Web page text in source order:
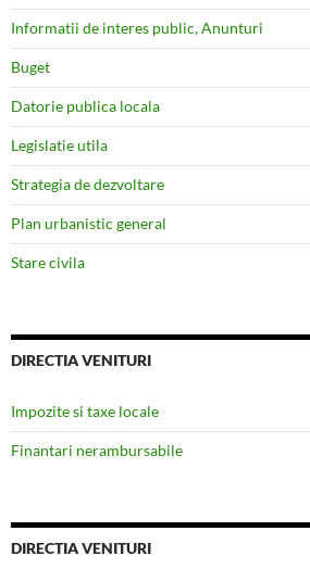
Informatii de interes public, Anunturi
Buget
Datorie publica locala
Legislatie utila
Strategia de dezvoltare
Plan urbanistic general
Stare civila
DIRECTIA VENITURI
Impozite si taxe locale
Finantari nerambursabile
DIRECTIA VENITURI